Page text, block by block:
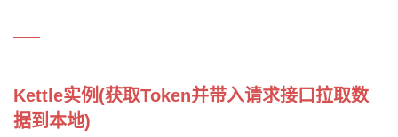
Kettle实例(获取Token并带入请求接口拉取数
据到本地)